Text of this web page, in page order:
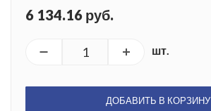
6 134.16 руб.
шт.
ДОБАВИТЬ В КОРЗИНУ